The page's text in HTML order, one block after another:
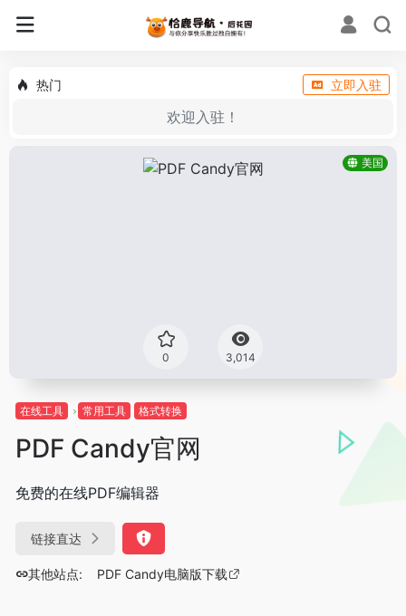
热门 立即入驻
欢迎入驻！
美国
0 3,014
在线工具 常用工具 格式转换
PDF Candy官网
免费的在线PDF编辑器
链接直达
其他站点: PDF Candy电脑版下载